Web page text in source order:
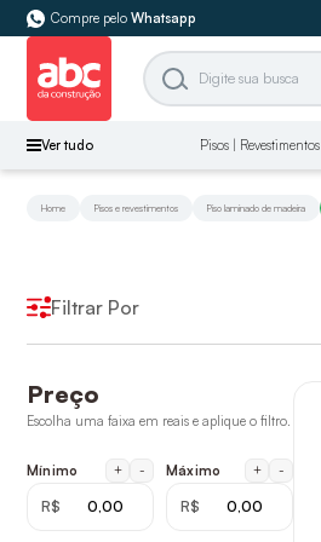
Compre pelo Whatsapp
Ver tudo Pisos | Revestimentos
Home Pisos e revestimentos Piso laminado de madeira
Filtrar Por
Preço
Escolha uma faixa em reais e aplique o filtro.
Mínimo + -
R$
Máximo + -
R$